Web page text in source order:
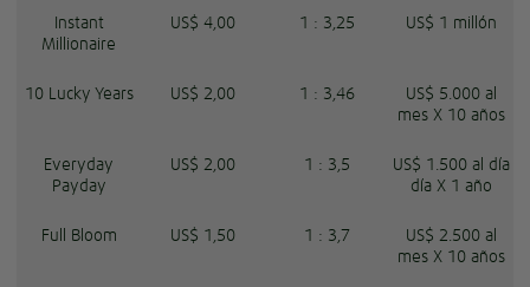
Instant
Millionaire
US$ 4,00 1 : 3,25 US$ 1 millón
10 Lucky Years US$ 2,00 1 : 3,46
US$ 5.000 al
mes X 10 años
Everyday
Payday
US$ 2,00 1 : 3,5
US$ 1.500 al día
día X 1 año
Full Bloom US$ 1,50 1 : 3,7
US$ 2.500 al
mes X 10 años